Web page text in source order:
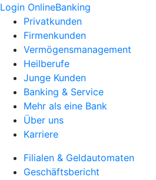
Login OnlineBanking
Privatkunden
Firmenkunden
Vermögensmanagement
Heilberufe
Junge Kunden
Banking & Service
Mehr als eine Bank
Über uns
Karriere
Filialen & Geldautomaten
Geschäftsbericht